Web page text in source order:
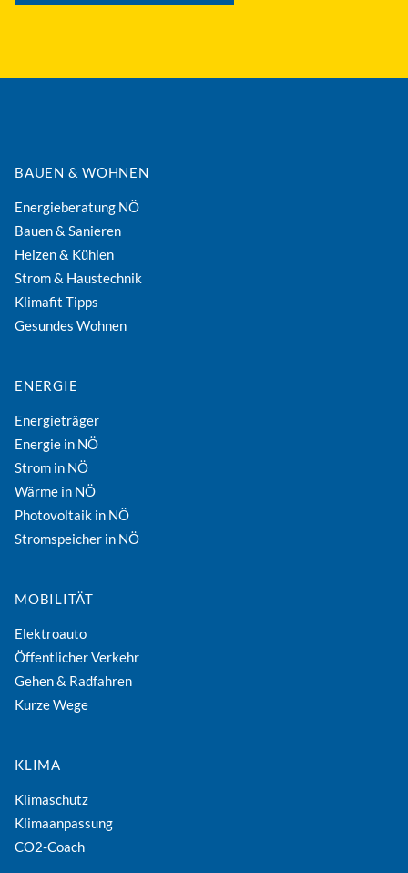
BAUEN & WOHNEN
Energieberatung NÖ
Bauen & Sanieren
Heizen & Kühlen
Strom & Haustechnik
Klimafit Tipps
Gesundes Wohnen
ENERGIE
Energieträger
Energie in NÖ
Strom in NÖ
Wärme in NÖ
Photovoltaik in NÖ
Stromspeicher in NÖ
MOBILITÄT
Elektroauto
Öffentlicher Verkehr
Gehen & Radfahren
Kurze Wege
KLIMA
Klimaschutz
Klimaanpassung
CO2-Coach